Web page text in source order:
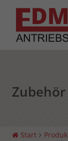
Zubehör
Start